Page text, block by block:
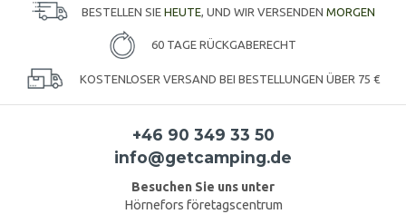
BESTELLEN SIE HEUTE, UND WIR VERSENDEN MORGEN
60 TAGE RÜCKGABERECHT
KOSTENLOSER VERSAND BEI BESTELLUNGEN ÜBER 75 €
+46 90 349 33 50
info@getcamping.de
Besuchen Sie uns unter
Hörnefors företagscentrum